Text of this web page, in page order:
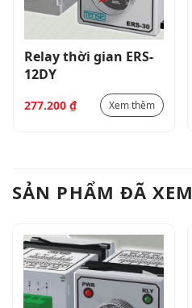
Relay thời gian ERS-
12DY
277.200 ₫ Xem thêm
SẢN PHẨM ĐÃ XEM